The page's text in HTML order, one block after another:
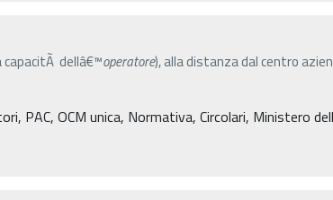
capacitÃ dellâ€™operatore), alla distanza dal centro
OCM unica, Normativa, Circolari, Ministero